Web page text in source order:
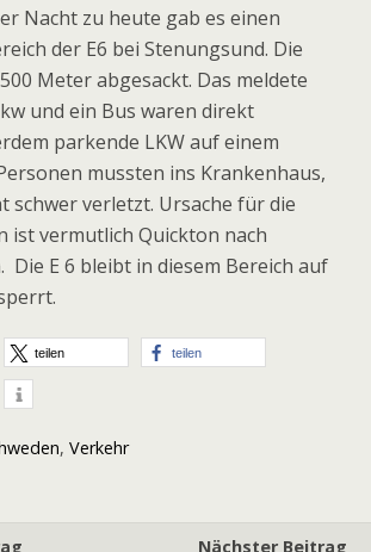
Nacht zu heute gab es einen
der E6 bei Stenungsund. Die
Meter abgesackt. Das meldete
und ein Bus waren direkt
parkende LKW auf einem
mussten ins Krankenhaus,
schwer verletzt. Ursache für die
ist vermutlich Quickton nach
Die E 6 bleibt in diesem Bereich auf
teilen teilen
, Verkehr
Nächster Beitrag